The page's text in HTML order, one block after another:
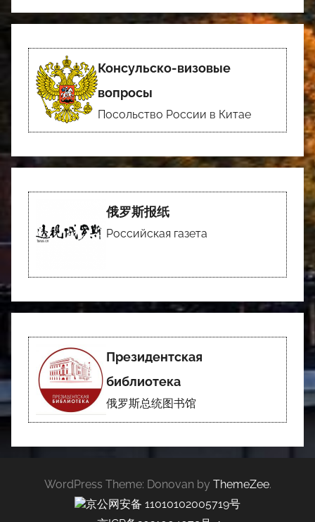
Консульско-визовые
вопросы
Посольство России в Китае
俄罗斯报纸
Российская газета
Президентская
библиотека
俄罗斯总统图书馆
WordPress Theme: Donovan by ThemeZee.
京公网安备 11010102005719号